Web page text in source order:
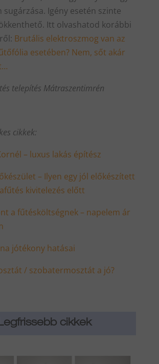
Igény esetén szinte
Itt olvashatod korábbi
Brutális elektroszmog van az
esetében? Nem, sőt akár
telepítés Mátraszentimrén
cikkek:
– luxus lakás építész
– Ilyen egy jól előkészített
kivitelezés előtt
a fűtésköltségnek – napelem ár
jótékony hatásai
/ szobatermosztát a jó?
cikkek